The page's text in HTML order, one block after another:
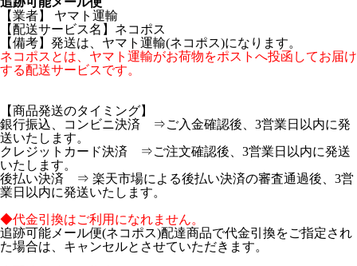
【業者】 ヤマト運輸
【配送サービス名】ネコポス
【備考】発送は、ヤマト運輸(ネコポス)になります。
ネコポスとは、ヤマト運輸がお荷物をポストへ投函してお届け
する配送サービスです。
【商品発送のタイミング】
銀行振込、コンビニ決済 ⇒ご入金確認後、3営業日以内に発
送いたします。
クレジットカード決済 ⇒ご注文確認後、3営業日以内に発送
いたします。
後払い決済 ⇒ 楽天市場による後払い決済の審査通過後、3営
業日以内に発送いたします。
◆代金引換はご利用になれません。
追跡可能メール便(ネコポス)配達商品で代金引換をご指定され
た場合は、キャンセルとさせていただきます。